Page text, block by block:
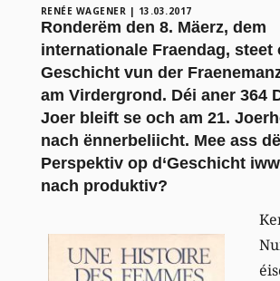
RENÉE WAGENER | 13.03.2017
Ronderëm den 8. Mäerz, dem
internationale Fraendag, steet
Geschicht vun der
am Virdergrond. Déi aner 364
Joer bleift se och am 21.
nach ënnerbeliicht. Mee ass
Perspektiv op d‘Geschicht
nach produktiv?